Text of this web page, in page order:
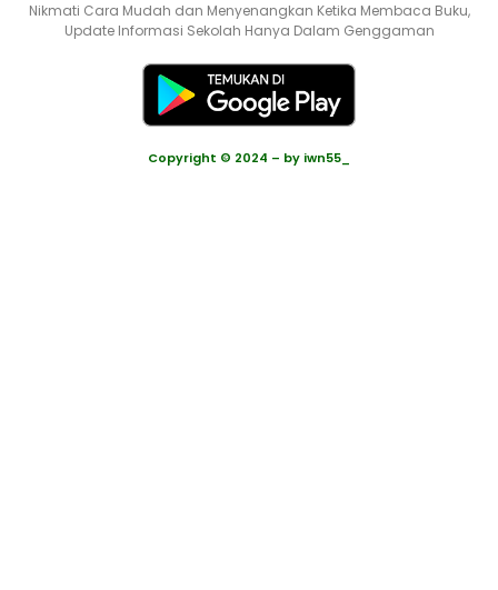
Nikmati Cara Mudah dan Menyenangkan Ketika Membaca Buku,
Update Informasi Sekolah Hanya Dalam Genggaman
Copyright © 2024 – by iwn55_